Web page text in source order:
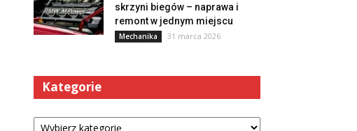
skrzyni biegów – naprawa i
remont w jednym miejscu
Mechanika 31 marca 2026
Kategorie
Kategorie